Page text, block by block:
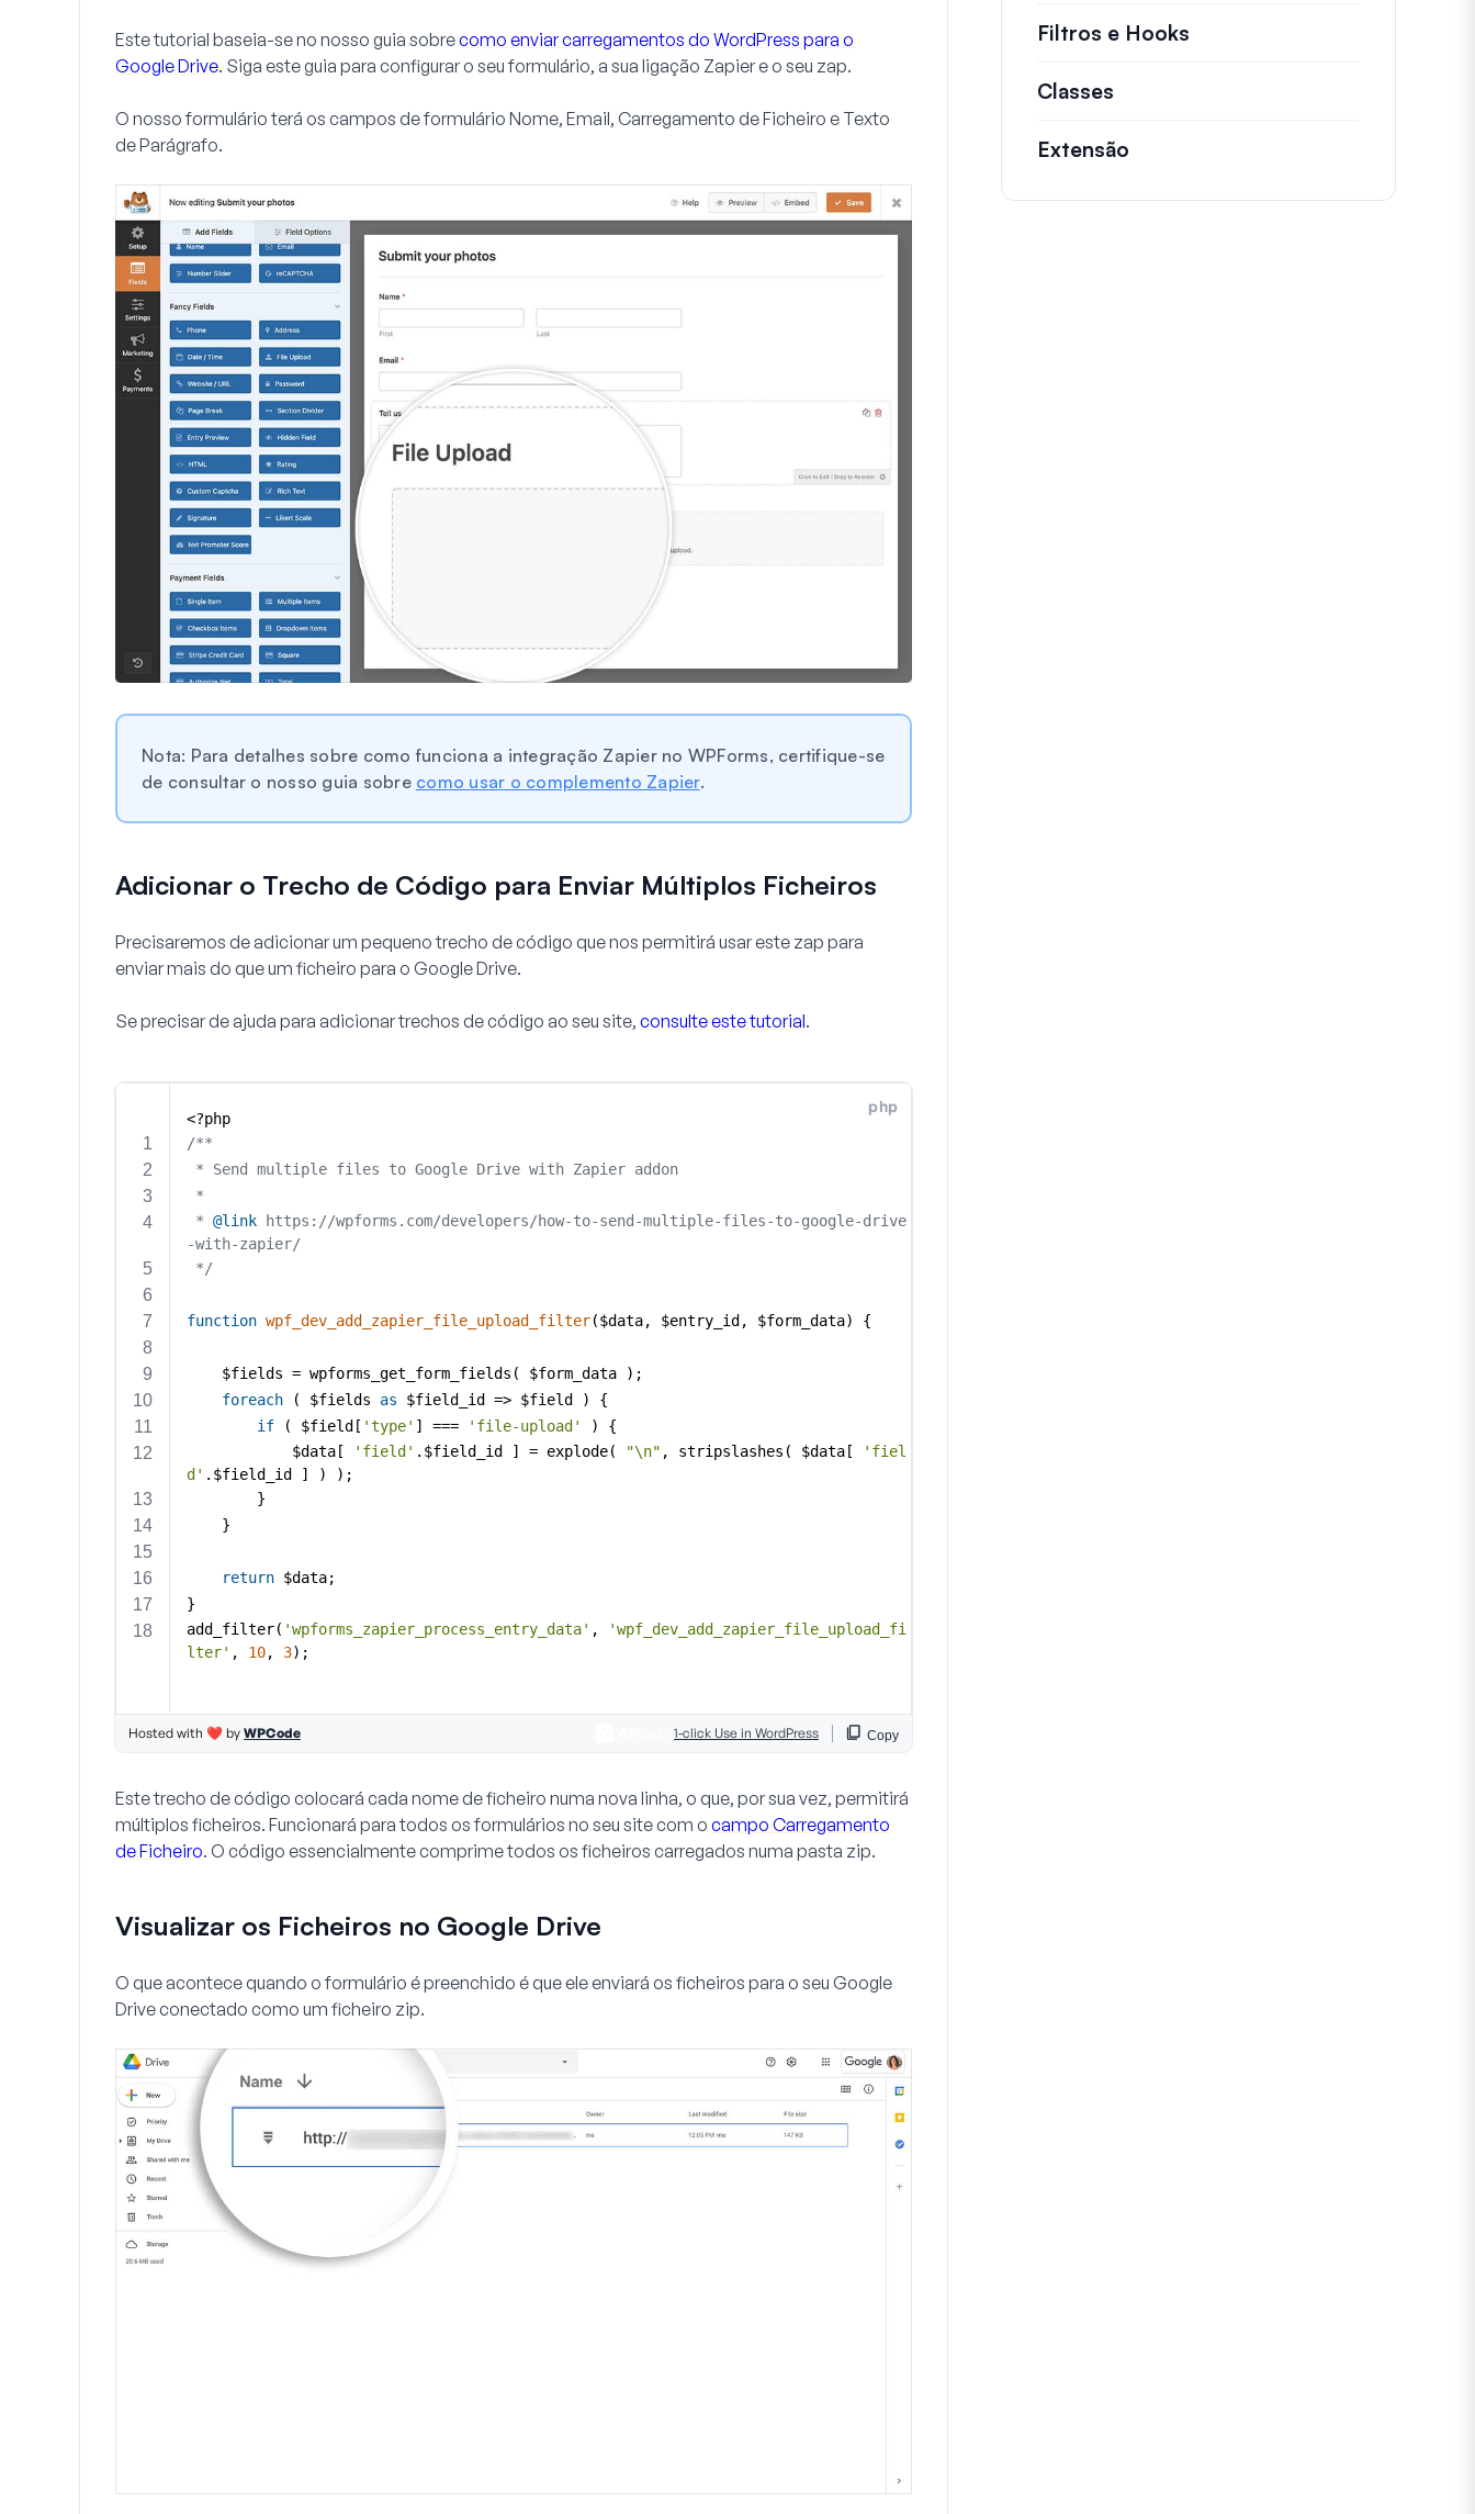
Este tutorial baseia-se no nosso guia sobrecomo enviar carregamentos do WordPress para o
Google Drive. Siga este guia para configurar o seu formulário, a sua ligação Zapier e o seu zap.
O nosso formulário terá os campos de formulário Nome, Email, Carregamento de Ficheiro e Texto
de Parágrafo.
Nota: Para detalhes sobre como funciona a integração Zapier no WPForms, certifique-se
de consultar o nosso guia sobre como usar o complemento Zapier.
Adicionar o Trecho de Código para Enviar Múltiplos Ficheiros
Precisaremos de adicionar um pequeno trecho de código que nos permitirá usar este zap para
enviar mais do que um ficheiro para o Google Drive.
Se precisar de ajuda para adicionar trechos de código ao seu site, consulte este tutorial.
Este trecho de código colocará cada nome de ficheiro numa nova linha, o que, por sua vez, permitirá
múltiplos ficheiros. Funcionará para todos os formulários no seu site com o campo Carregamento
de Ficheiro. O código essencialmente comprime todos os ficheiros carregados numa pasta zip.
Visualizar os Ficheiros no Google Drive
O que acontece quando o formulário é preenchido é que ele enviará os ficheiros para o seu Google
Drive conectado como um ficheiro zip.
Filtros e Hooks
Classes
Extensão